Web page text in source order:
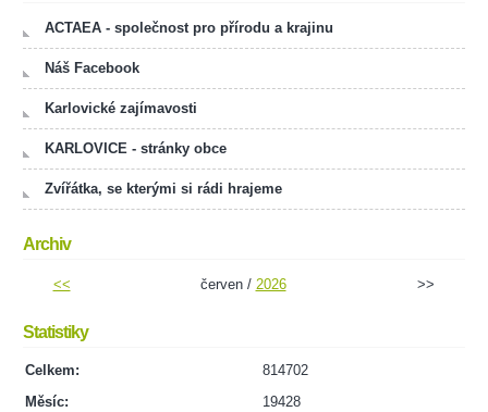
ACTAEA - společnost pro přírodu a krajinu
Náš Facebook
Karlovické zajímavosti
KARLOVICE - stránky obce
Zvířátka, se kterými si rádi hrajeme
Archiv
<< červen / 2026 >>
Statistiky
Celkem:
814702
Měsíc:
19428